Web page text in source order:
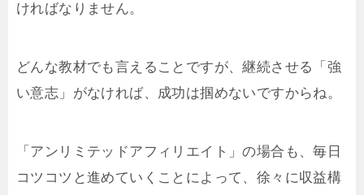
ければなりません。
どんな教材でも言えることですが、継続させる「強
い意志」がなければ、成功は掴めないですからね。
「アンリミテッドアフィリエイト」の場合も、毎日
コツコツと進めていくことによって、徐々に収益構